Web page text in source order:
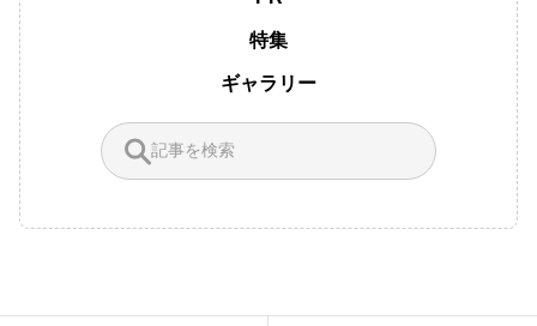
特集
ギャラリー